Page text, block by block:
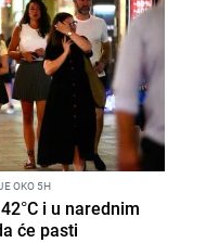
OKO 5H
i u narednim
će pasti